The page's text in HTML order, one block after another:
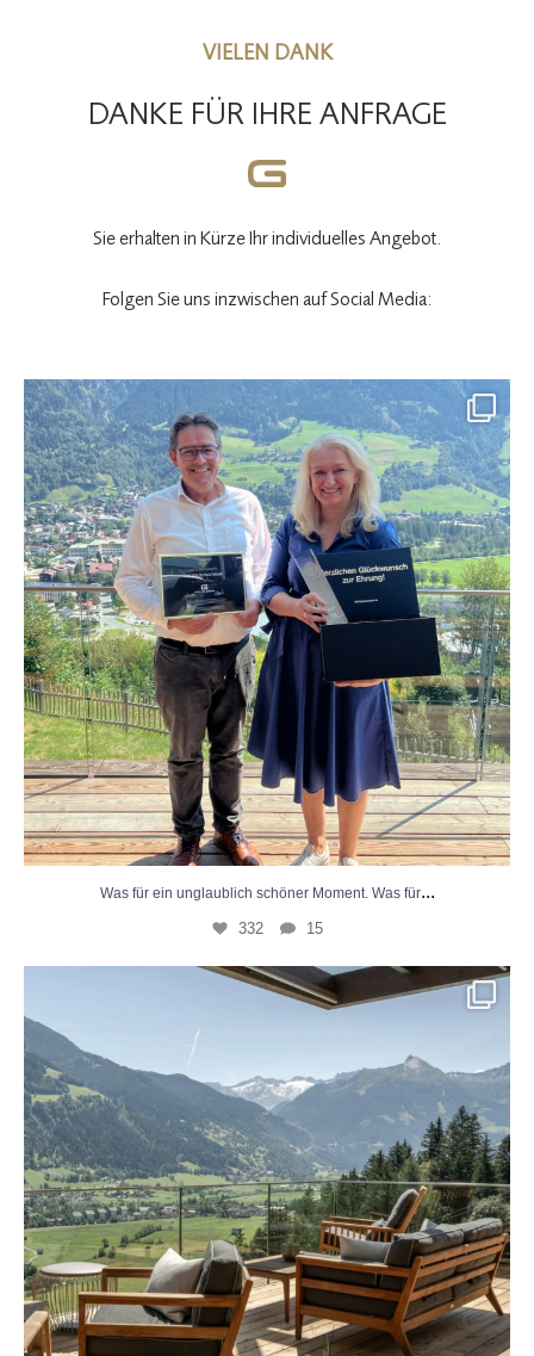
VIELEN DANK
DANKE FÜR IHRE ANFRAGE
Sie erhalten in Kürze Ihr individuelles Angebot.
Folgen Sie uns inzwischen auf Social Media: